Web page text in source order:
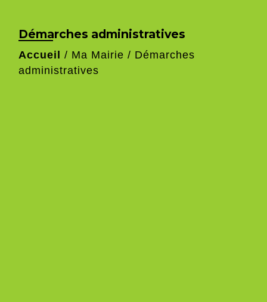
Démarches administratives
Accueil / Ma Mairie / Démarches
administratives